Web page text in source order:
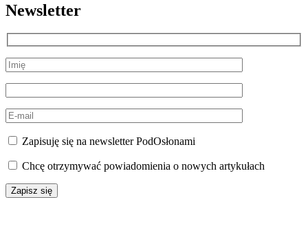
Newsletter
Zapisuję się na newsletter PodOsłonami
Chcę otrzymywać powiadomienia o nowych artykułach